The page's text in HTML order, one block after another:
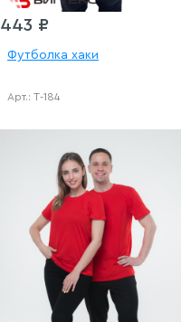
443 ₽
Футболка хаки
Арт.: Т-184